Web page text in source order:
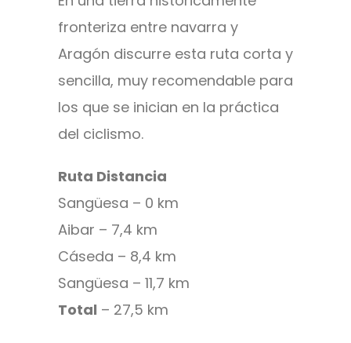
fronteriza entre navarra y
Aragón discurre esta ruta corta y
sencilla, muy recomendable para
los que se inician en la práctica
del ciclismo.
Ruta Distancia
Sangüesa – 0 km
Aibar – 7,4 km
Cáseda – 8,4 km
Sangüesa – 11,7 km
Total – 27,5 km